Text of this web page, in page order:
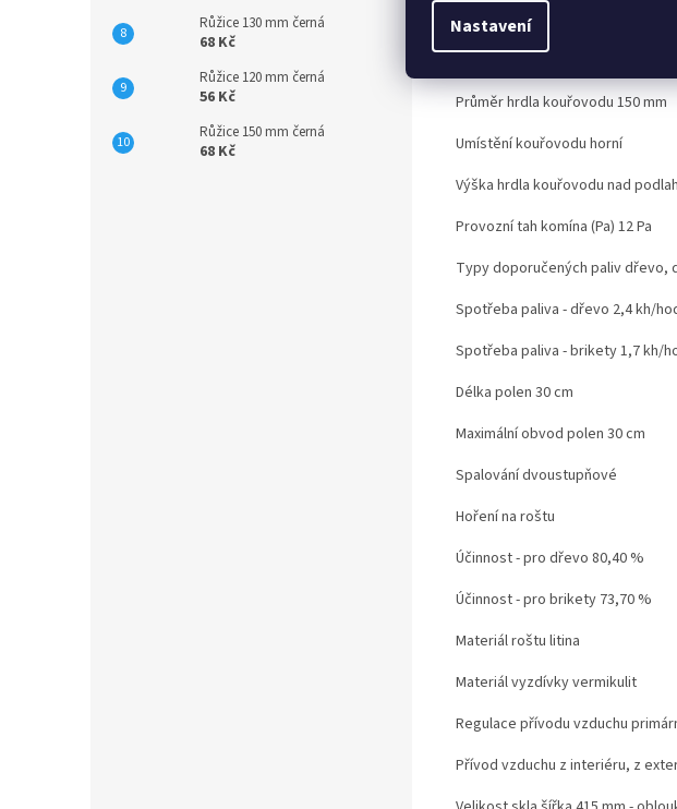
Nastavení
Růžice 130 mm černá
68 Kč
Růžice 120 mm černá
56 Kč
Růžice 150 mm černá
68 Kč
Rozměr - šířka 540 mm
Průměr hrdla kouřovodu 150 mm
Umístění kouřovodu horní
Výška hrdla kouřovodu nad
Provozní tah komína (Pa) 12 Pa
Typy doporučených paliv dřevo,
Spotřeba paliva - dřevo 2,4 kh/
Spotřeba paliva - brikety 1,7 kh/
Délka polen 30 cm
Maximální obvod polen 30 cm
Spalování dvoustupňové
Hoření na roštu
Účinnost - pro dřevo 80,40 %
Účinnost - pro brikety 73,70 %
Materiál roštu litina
Materiál vyzdívky vermikulit
Regulace přívodu vzduchu
Přívod vzduchu z interiéru, z